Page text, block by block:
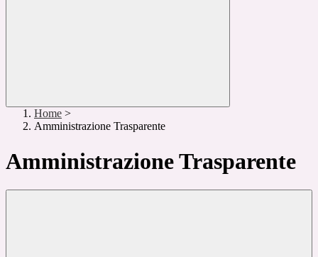
Home >
Amministrazione Trasparente
Amministrazione Trasparente